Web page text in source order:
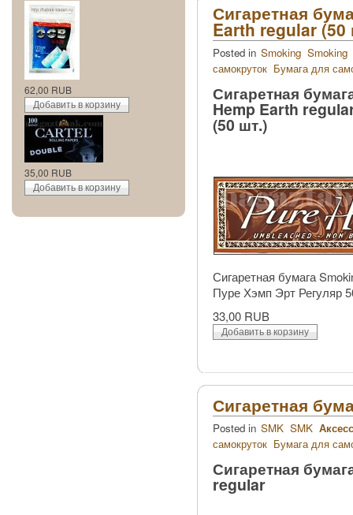
Сигаретная
Earth regular (50
Posted in Smoking Smoking
самокруток Бумага для
Сигаретная
Hemp Earth
(50 шт.)
Сигаретная бумага
Пуре Хэмп Эрт Регуляр
33,00 RUB
Сигаретная
Posted in SMK SMK
самокруток Бумага для
Сигаретная
regular
62,00 RUB
35,00 RUB